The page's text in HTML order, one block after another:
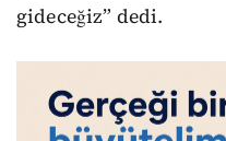
gideceğiz” dedi.